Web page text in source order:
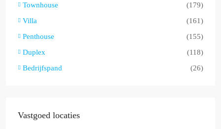
Townhouse
(179)
Villa
(161)
Penthouse
(155)
Duplex
(118)
Bedrijfspand
(26)
Vastgoed locaties